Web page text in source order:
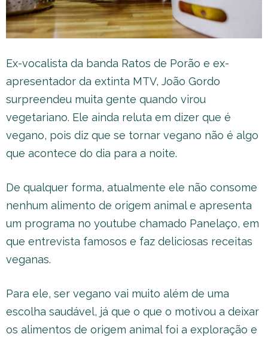
Ex-vocalista da banda Ratos de Porão e ex-
apresentador da extinta MTV, João Gordo
surpreendeu muita gente quando virou
vegetariano. Ele ainda reluta em dizer que é
vegano, pois diz que se tornar vegano não é algo
que acontece do dia para a noite.
De qualquer forma, atualmente ele não consome
nenhum alimento de origem animal e apresenta
um programa no youtube chamado Panelaço, em
que entrevista famosos e faz deliciosas receitas
veganas.
Para ele, ser vegano vai muito além de uma
escolha saudável, já que o que o motivou a deixar
os alimentos de origem animal foi a exploração e